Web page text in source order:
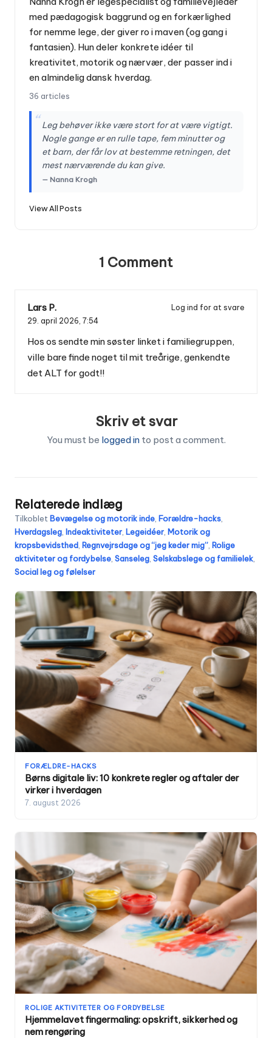
med pædagogisk baggrund og en forkærlighed
for nemme lege, der giver ro i maven (og gang i
fantasien). Hun deler konkrete idéer til
kreativitet, motorik og nærvær, der passer ind i
en almindelig dansk hverdag.
36 articles
“ Leg behøver ikke være stort for at være vigtigt.
Nogle gange er en rulle tape, fem minutter og
et barn, der får lov at bestemme retningen, det
mest nærværende du kan give.
— Nanna Krogh
View All Posts
1 Comment
Lars P.
Log ind for at svare
29. april 2026, 7:54
Hos os sendte min søster linket i familiegruppen,
ville bare finde noget til mit treårige, genkendte
det ALT for godt!!
Skriv et svar
You must be logged into post a comment.
Relaterede indlæg
Tilkoblet Bevægelse og motorik inde Forældre-hacks
Hverdagsleg Indeaktiviteter Legeidéer Motorik og
kropsbevidsthed Regnvejrsdage og “jeg keder mig” Rolige
aktiviteter og fordybelse Sanseleg Selskabslege og familielek
Social leg og følelser
FORÆLDRE-HACKS
Børns digitale liv: 10 konkrete regler og aftaler der
virker i hverdagen
7. august 2026
ROLIGE AKTIVITETER OG FORDYBELSE
Hjemmelavet fingermaling: opskrift, sikkerhed og
nem rengøring